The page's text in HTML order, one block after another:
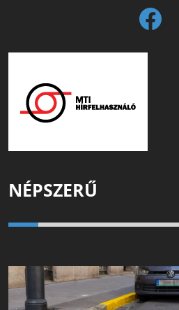
NÉPSZERŰ